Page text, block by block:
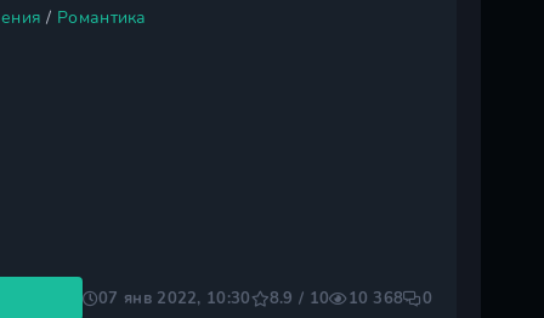
/ Романтика
07 янв 2022, 10:30 8.9 / 10 10 368 0